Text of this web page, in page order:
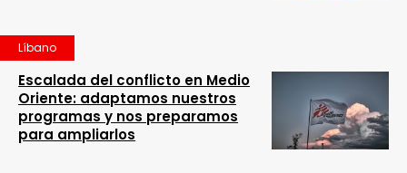
Líbano
Escalada del conflicto en Medio
Oriente: adaptamos nuestros
programas y nos preparamos
para ampliarlos